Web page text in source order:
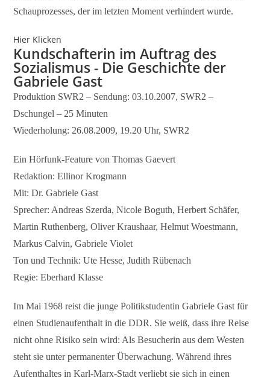
Schauprozesses, der im letzten Moment verhindert wurde.
Hier Klicken
Kundschafterin im Auftrag des
Sozialismus - Die Geschichte der
Gabriele Gast
Produktion SWR2 – Sendung: 03.10.2007, SWR2 –
Dschungel – 25 Minuten
Wiederholung: 26.08.2009, 19.20 Uhr, SWR2
Ein Hörfunk-Feature von Thomas Gaevert
Redaktion: Ellinor Krogmann
Mit: Dr. Gabriele Gast
Sprecher: Andreas Szerda, Nicole Boguth, Herbert Schäfer,
Martin Ruthenberg, Oliver Kraushaar, Helmut Woestmann,
Markus Calvin, Gabriele Violet
Ton und Technik: Ute Hesse, Judith Rübenach
Regie: Eberhard Klasse
Im Mai 1968 reist die junge Politikstudentin Gabriele Gast für
einen Studienaufenthalt in die DDR. Sie weiß, dass ihre Reise
nicht ohne Risiko sein wird: Als Besucherin aus dem Westen
steht sie unter permanenter Überwachung. Während ihres
Aufenthaltes in Karl-Marx-Stadt verliebt sie sich in einen